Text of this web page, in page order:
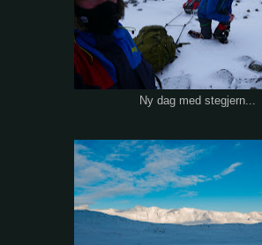
Ny dag med stegjern...